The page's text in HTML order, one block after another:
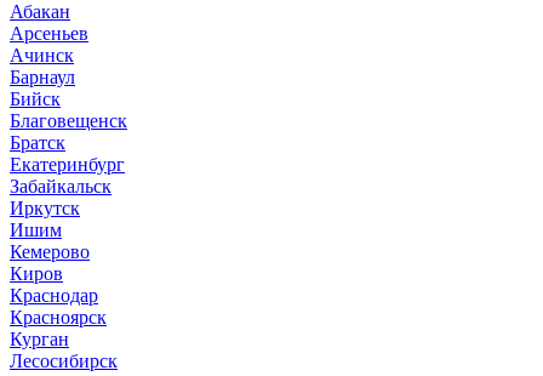
Абакан
Арсеньев
Ачинск
Барнаул
Бийск
Благовещенск
Братск
Екатеринбург
Забайкальск
Иркутск
Ишим
Кемерово
Киров
Краснодар
Красноярск
Курган
Лесосибирск